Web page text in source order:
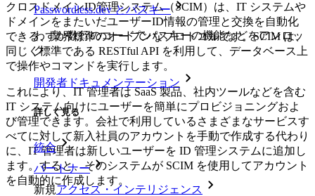
Passwordless.dev とパスキー
わずか数行のコードでパスキーの機能などをアンロッ
ク
開発者ドキュメンテーション
詳しく見る
統合
パートナー
新規アクセス・インテリジェンス
クロスドメインID管理システム（SCIM）は、IT システムや
ドメインをまたいだユーザーID情報の管理と交換を自動化
できる、業界標準のオープンなプロトコルです。SCIM は、
同じく標準である RESTful API を利用して、データベース上
で操作やコマンドを実行します。
これにより、IT 管理者は SaaS 製品、社内ツールなどを含む
IT システム向けにユーザーを簡単にプロビジョニングおよ
び管理できます。会社で利用しているさまざまなサービスす
べてに対して新入社員のアカウントを手動で作成する代わり
に、IT 管理者は新しいユーザーを ID 管理システムに追加し
ます。すると、そのシステムが SCIM を使用してアカウント
を自動的に作成します。